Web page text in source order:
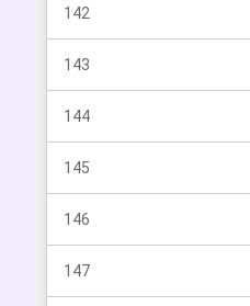
142
143
144
145
146
147